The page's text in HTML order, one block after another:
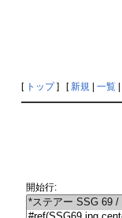
[ トップ] [新規| 一覧|
開始行: